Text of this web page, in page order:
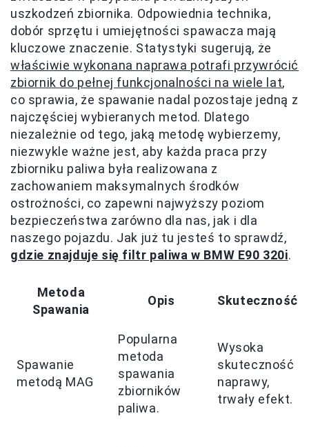
uszkodzeń zbiornika. Odpowiednia technika,
dobór sprzętu i umiejętności spawacza mają
kluczowe znaczenie. Statystyki sugerują, że
właściwie wykonana naprawa potrafi przywrócić
zbiornik do pełnej funkcjonalności na wiele lat,
co sprawia, że spawanie nadal pozostaje jedną z
najczęściej wybieranych metod. Dlatego
niezależnie od tego, jaką metodę wybierzemy,
niezwykle ważne jest, aby każda praca przy
zbiorniku paliwa była realizowana z
zachowaniem maksymalnych środków
ostrożności, co zapewni najwyższy poziom
bezpieczeństwa zarówno dla nas, jak i dla
naszego pojazdu. Jak już tu jesteś to sprawdź,
gdzie znajduje się filtr paliwa w BMW E90 320i.
Metoda
Spawania
Opis Skuteczność
Spawanie
metodą MAG
Popularna
metoda
spawania
zbiorników
paliwa.
Wysoka
skuteczność
naprawy,
trwały efekt.